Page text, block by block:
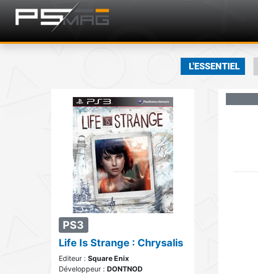
L'ESSENTIEL
PS3
Life Is Strange : Chrysalis
Editeur : Square Enix
Développeur : DONTNOD